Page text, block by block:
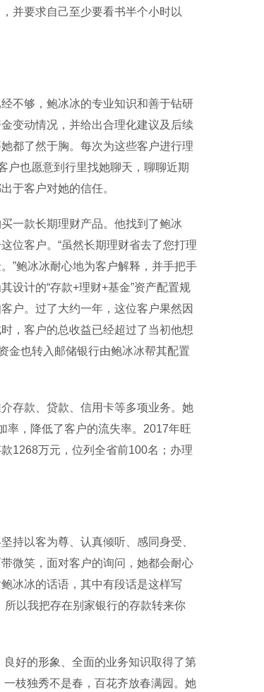
并要求自己至少要看书半个小时以
不够，鲍冰冰的专业知识和善于钻研
变动情况，并给出合理化建议及后续
都了然于胸。每次为这些客户进行理
户也愿意到行里找她聊天，聊聊近期
于客户对她的信任。
一款长期理财产品。他找到了鲍冰
位客户。“虽然长期理财省去了您打理
”鲍冰冰耐心地为客户解释，并手把手
设计的“存款+理财+基金”资产配置规
户。过了大约一年，这位客户果然因
，客户的总收益已经超过了当初他想
金也转入邮储银行由鲍冰冰帮其配置
存款、贷款、信用卡等多项业务。她
率，降低了客户的流失率。2017年旺
1268万元，位列全省前100名；办理
以客为尊、认真倾听、感同身受、
微笑，面对客户的询问，她都会耐心
冰冰的话语，其中有段话是这样写
以我把存在别家银行的存款转来你
好的形象、全面的业务知识取得了第
一枝独秀不是春，百花齐放春满园。她